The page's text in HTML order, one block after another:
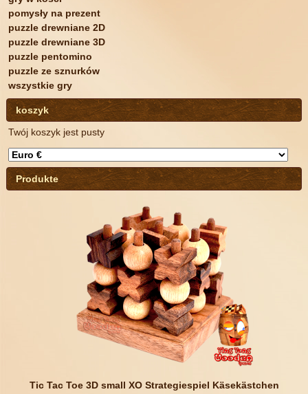
pomysły na prezent
puzzle drewniane 2D
puzzle drewniane 3D
puzzle pentomino
puzzle ze sznurków
wszystkie gry
koszyk
Twój koszyk jest pusty
Produkte
Tic Tac Toe 3D small XO Strategiespiel Käsekästchen